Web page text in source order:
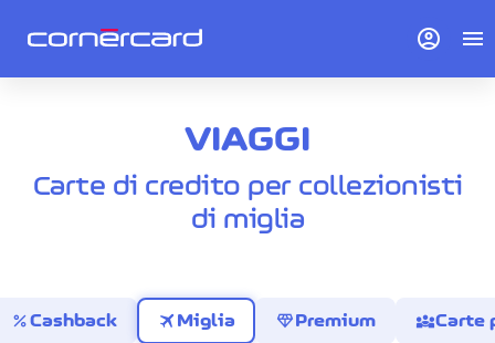
VIAGGI
Carte di credito per collezionisti
di miglia
percentCashback travel Miglia diamondPremium diversity_3Carte
account_circle menu